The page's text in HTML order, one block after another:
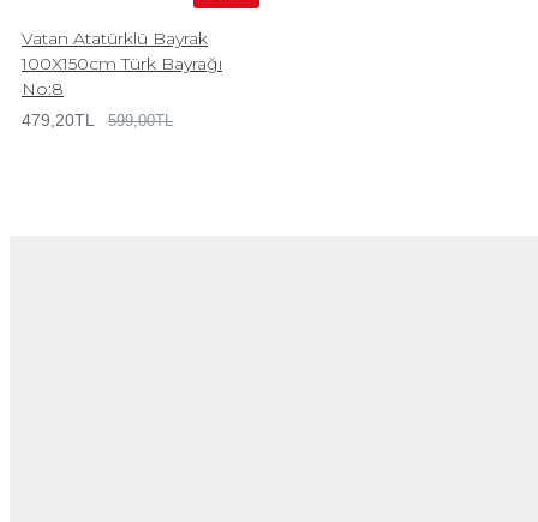
Vatan Atatürklü Bayrak
100X150cm Türk Bayrağı
No:8
479,20TL 599,00TL